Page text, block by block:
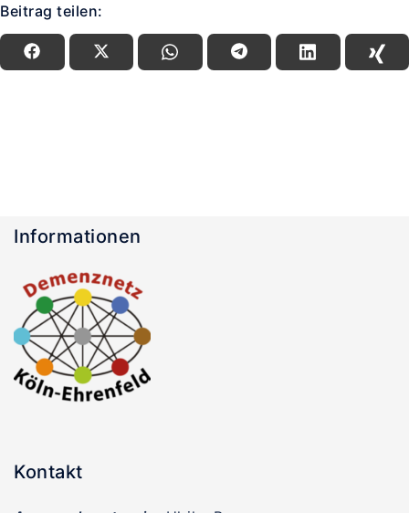
Beitrag teilen:
Informationen
Kontakt